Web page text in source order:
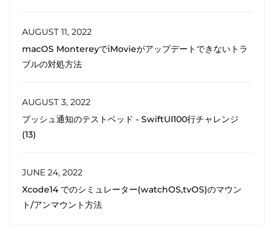
AUGUST 11, 2022
macOS MontereyでiMovieがアップデートできないトラ
ブルの対処方法
AUGUST 3, 2022
プッシュ通知のテストベッド - SwiftUI100行チャレンジ
(13)
JUNE 24, 2022
Xcode14 でのシミュレーター(watchOS,tvOS)のマウン
ト/アンマウント方法